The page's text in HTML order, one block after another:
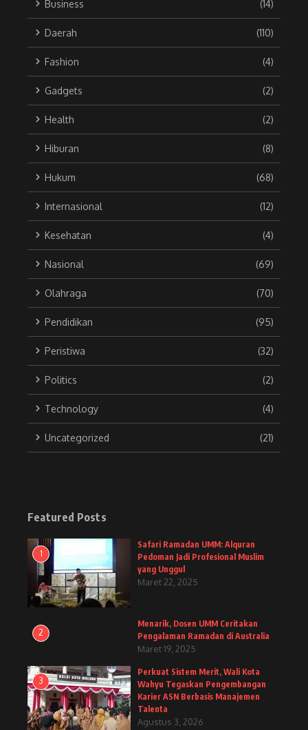
Business (14)
Daerah (110)
Fashion (4)
Gadgets (2)
Health (2)
Hiburan (8)
Hukum (68)
Internasional (12)
Kesehatan (4)
Nasional (69)
Olahraga (70)
Pendidikan (95)
Peristiwa (32)
Politics (2)
Technology (4)
Uncategorized (21)
Featured Posts
1
Safari Ramadan UMM: Alquran
Pedoman Jadi Profesional Muslim
yang Unggul
Maret 22, 2025
2
Menarik, Dosen UMM Ceritakan
Pengalaman Ramadan di Australia
Maret 19, 2025
3
Perkuat Sistem Merit, Wali Kota
Wahyu Tegaskan Pengembangan
Karier ASN Berbasis Manajemen
Talenta
Agustus 3, 2026